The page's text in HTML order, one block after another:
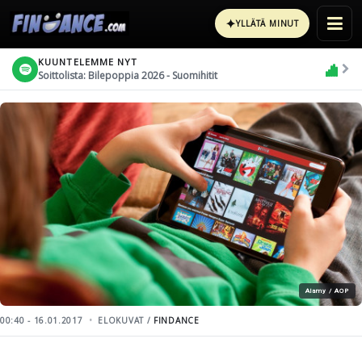
✦YLLÄTÄ MINUT
KUUNTELEMME NYT
Soittolista: Bilepoppia 2026 - Suomihitit
Alamy / AOP
00:40 - 16.01.2017 ELOKUVAT / FINDANCE